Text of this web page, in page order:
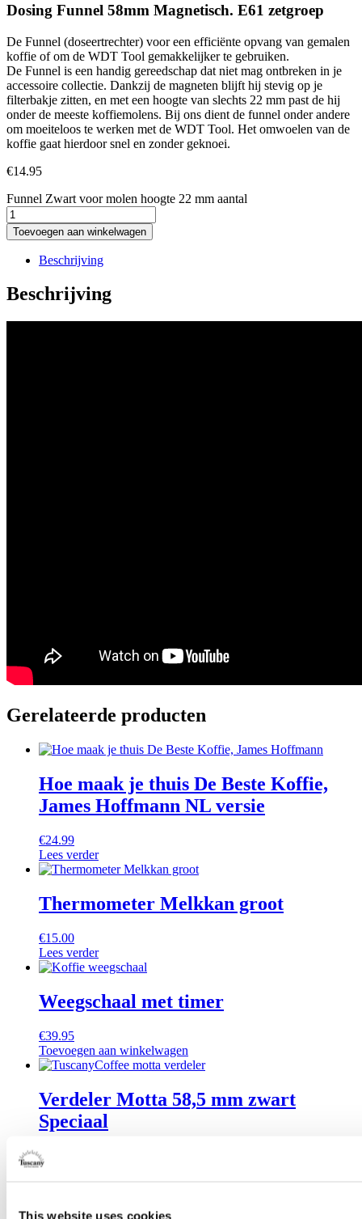
This website uses cookies
Dosing Funnel 58mm Magnetisch. E61 zetgroep
De Funnel (doseertrechter) voor een efficiënte opvang van gemalen
koffie of om de WDT Tool gemakkelijker te gebruiken.
De Funnel is een handig gereedschap dat niet mag ontbreken in je
accessoire collectie. Dankzij de magneten blijft hij stevig op je
filterbakje zitten, en met een hoogte van slechts 22 mm past de hij
onder de meeste koffiemolens. Bij ons dient de funnel onder andere
om moeiteloos te werken met de WDT Tool. Het omwoelen van de
koffie gaat hierdoor snel en zonder geknoei.
€14.95
Funnel Zwart voor molen hoogte 22 mm aantal
Toevoegen aan winkelwagen
Beschrijving
Beschrijving
Gerelateerde producten
Hoe maak je thuis De Beste Koffie,
James Hoffmann NL versie
€24.99
Lees verder
Thermometer Melkkan groot
€15.00
Lees verder
Weegschaal met timer
€39.95
Toevoegen aan winkelwagen
Verdeler Motta 58,5 mm zwart
Speciaal
€
Lees verder